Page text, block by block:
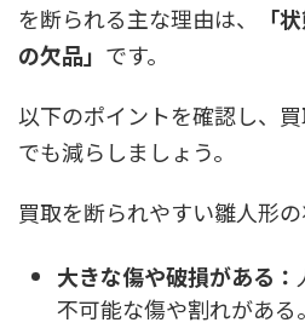
を断られる主な理由は、
「
の欠品」 です。
以下のポイントを確認し、
でも減らしましょう。
買取を断られやすい雛人形
大きな傷や破損がある：
不可能な傷や割れがある。